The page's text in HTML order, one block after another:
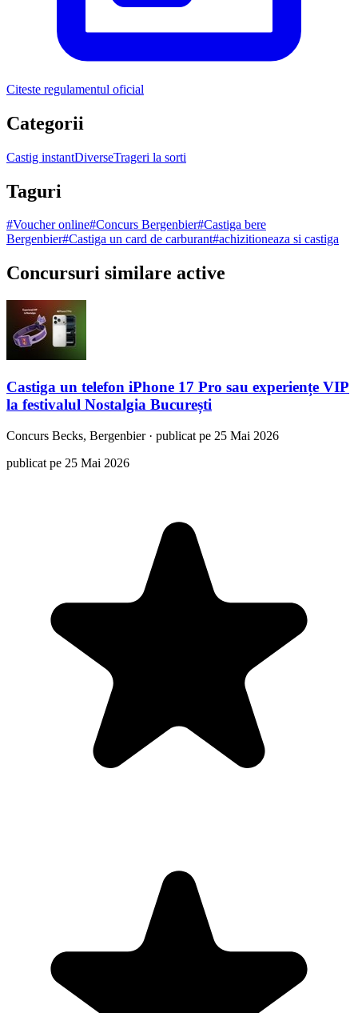
Citeste regulamentul oficial
Categorii
Castig instantDiverseTrageri la sorti
Taguri
#Voucher online#Concurs Bergenbier#Castiga bere
Bergenbier#Castiga un card de carburant#achizitioneaza si castiga
Concursuri similare active
Castiga un telefon iPhone 17 Pro sau experiențe VIP
la festivalul Nostalgia București
Concurs Becks, Bergenbier· publicat pe 25 Mai 2026
publicat pe 25 Mai 2026